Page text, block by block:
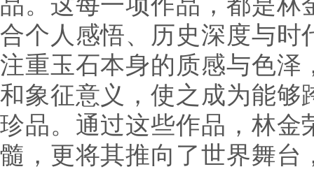
合个人感悟、历史深度与
注重玉石本身的质感与色泽
和象征意义，使之成为能够
珍品。通过这些作品，林金
髓，更将其推向了世界舞台